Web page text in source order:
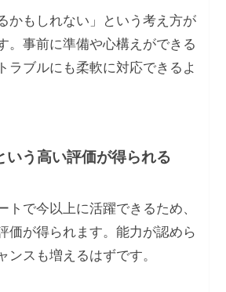
かもしれない」という考え方が
。事前に準備や心構えができる
ラブルにも柔軟に対応できるよ
いう高い評価が得られる
トで今以上に活躍できるため、
価が得られます。能力が認めら
ンスも増えるはずです。